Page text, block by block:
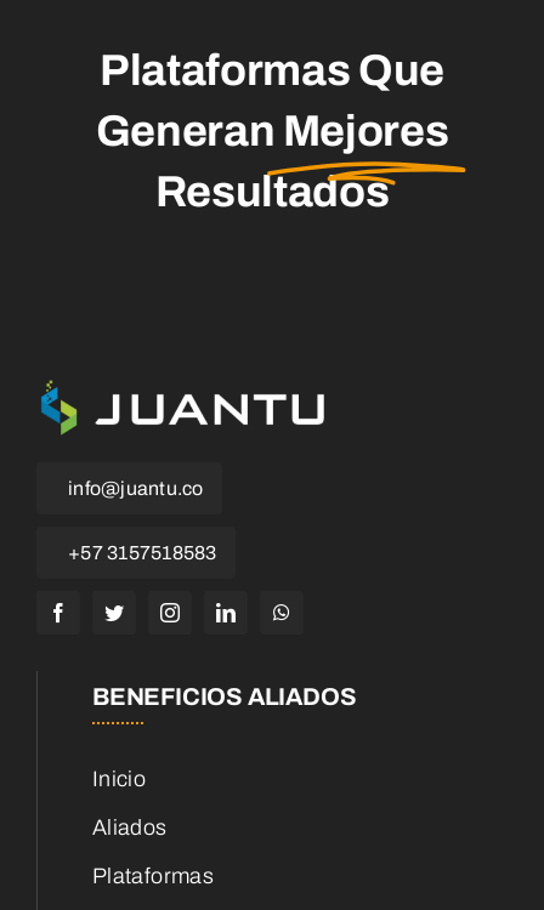
Plataformas Que
Generan Mejores
Resultados
info@juantu.co
+57 3157518583
BENEFICIOS ALIADOS
Inicio
Aliados
Plataformas